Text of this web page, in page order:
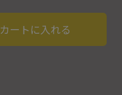
カートに入れる